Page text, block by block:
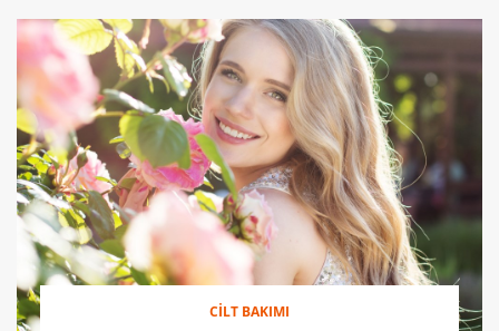
CİLT BAKIMI